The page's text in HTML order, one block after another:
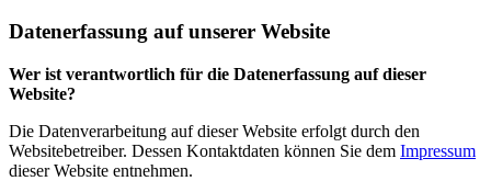
Datenerfassung auf unserer Website
Wer ist verantwortlich für die Datenerfassung auf dieser
Website?
Die Datenverarbeitung auf dieser Website erfolgt durch den
Websitebetreiber. Dessen Kontaktdaten können Sie dem Impressum
dieser Website entnehmen.